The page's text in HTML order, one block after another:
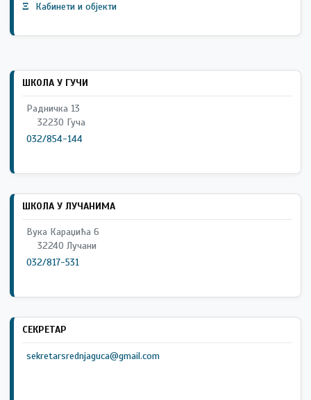
Ξ
Кабинети и објекти
ШКОЛА У ГУЧИ
Радничка 13
32230 Гуча
032/854-144
ШКОЛА У ЛУЧАНИМА
Вука Караџића 6
32240 Лучани
032/817-531
СЕКРЕТАР
sekretarsrednjaguca@gmail.com